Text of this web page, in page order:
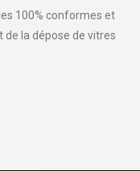
100% conformes et
la dépose de vitres